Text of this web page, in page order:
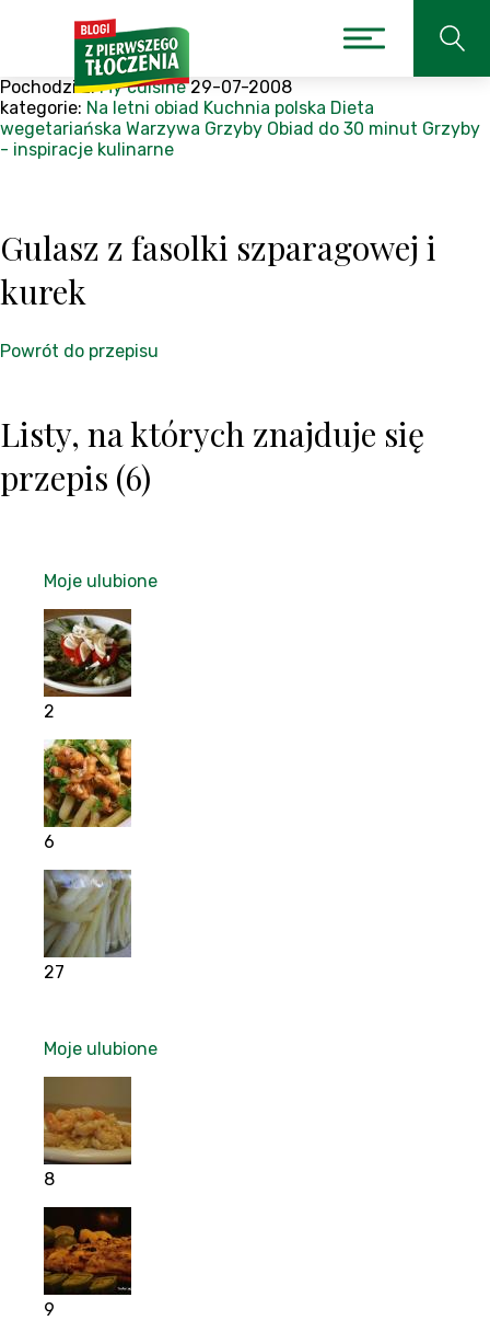
Pochodzi z:My cuisine 29-07-2008
kategorie: Na letni obiad Kuchnia polska Dieta
wegetariańska Warzywa Grzyby Obiad do 30 minut Grzyby
- inspiracje kulinarne
Gulasz z fasolki szparagowej i
kurek
Powrót do przepisu
Listy, na których znajduje się
przepis (6)
Moje ulubione
2
6
27
Moje ulubione
8
9